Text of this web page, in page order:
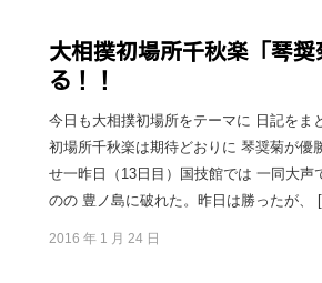
大相撲初場所千秋楽「琴
る！！
今日も大相撲初場所をテーマに 日記をま
初場所千秋楽は期待どおりに 琴奨菊が優
せ一昨日（13日目）国技館では 一同大声
のの 豊ノ島に破れた。昨日は勝ったが、
2016 年 1 月 24 日